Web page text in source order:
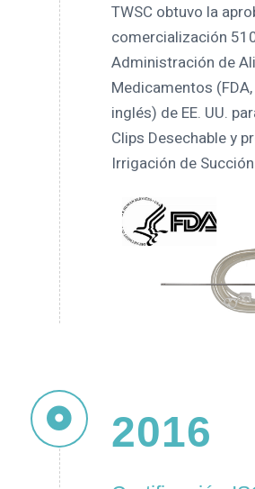
TWSC obtuvo la
comercialización
Administración de
Medicamentos
inglés) de EE. UU.
Clips Desechable y
Irrigación de
2016